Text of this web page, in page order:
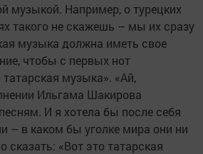
музыкой. Например, о турецких
такого не скажешь – мы их сразу
музыка должна иметь свое
чтобы с первых нот
музыка». «Ай,
Ильгама Шакирова
И я хотела бы после себя
– в каком бы уголке мира они ни
«Вот это татарская